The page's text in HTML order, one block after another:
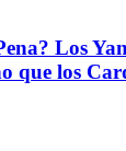
Los
que los